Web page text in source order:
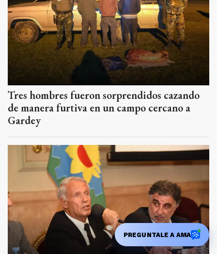
Tres hombres fueron sorprendidos cazando
de manera furtiva en un campo cercano a
Gardey
PREGUNTALE A AMA